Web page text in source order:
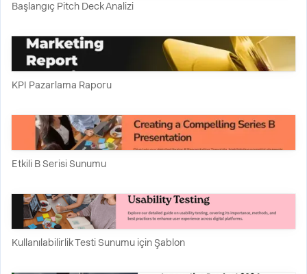
Başlangıç Pitch Deck Analizi
KPI Pazarlama Raporu
Etkili B Serisi Sunumu
Kullanılabilirlik Testi Sunumu için Şablon